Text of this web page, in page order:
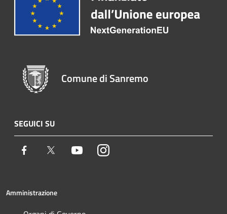
Comune di Sanremo
SEGUICI SU
Facebook Twitter YoutubeInstagram
Amministrazione